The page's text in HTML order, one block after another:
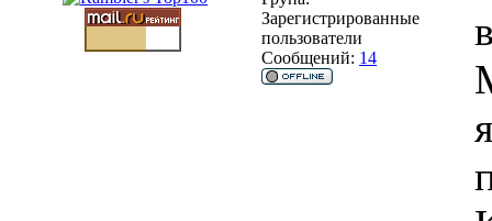
Зарегистрированные
пользователи
Сообщений: 14